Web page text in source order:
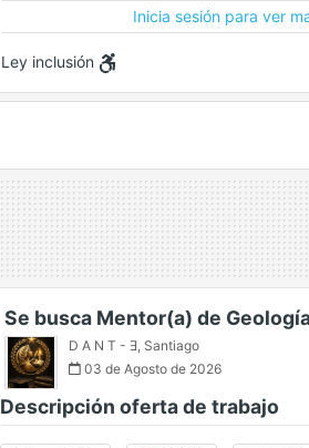
Inicia sesión para ver
Ley inclusión
Se busca Mentor(a) de
D A N T - Ǝ Santiago
03 de Agosto de 2026
Descripción oferta de trabajo